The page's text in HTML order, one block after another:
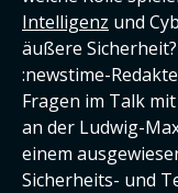
Intelligenz und
äußere Sicherheit?
:newstime-
Fragen im Talk
an der Ludwig-
einem
Sicherheits- und